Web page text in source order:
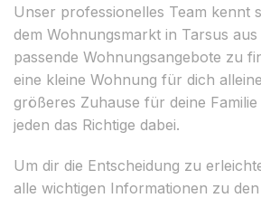
Unser professionelles Team kennt
dem Wohnungsmarkt in Tarsus
passende Wohnungsangebote zu
eine kleine Wohnung für dich
größeres Zuhause für deine
jeden das Richtige dabei.
Um dir die Entscheidung zu
alle wichtigen Informationen zu